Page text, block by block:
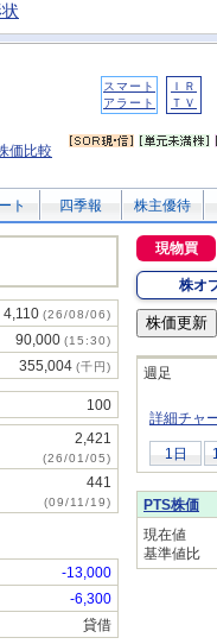
スマート
アラート
ＩＲ
ＴＶ
価比較
ト 四季報 株主優待
4,110 (26/08/06)
90,000 (15:30)
355,004 (千円)
100
2,421
(26/01/05)
441
(09/11/19)
-13,000
-6,300
貸借
現物買
株オ
週足
詳細チャ
1日
PTS株価
現在値
基準値比